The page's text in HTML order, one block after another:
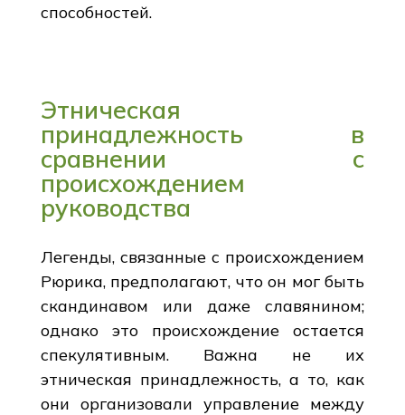
способностей.
Этническая
принадлежность в
сравнении с
происхождением
руководства
Легенды, связанные с происхождением
Рюрика, предполагают, что он мог быть
скандинавом или даже славянином;
однако это происхождение остается
спекулятивным. Важна не их
этническая принадлежность, а то, как
они организовали управление между